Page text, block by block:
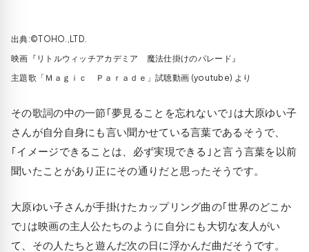
出典:©TOHO.,LTD.
映画『リトルウィッチアカデミア 魔法仕掛けのパレード』
主題歌「Ｍａｇｉｃ Ｐａｒａｄｅ」試聴動画 (youtube) より
その歌詞の中の一節｢夢見ることを忘れないで｣は大原ゆい子
さんが自分自身にも言い聞かせている言葉であるそうで、
｢イメージできることは、必ず実現できる｣と言う言葉を以前
聞いたことがあり正にその通りだと思ったそうです。
大原ゆい子さんが手掛けたカップリング曲の｢世界のどこか
で｣は映画の主人公たちのように自分にも大切な友人がい
て、その人たちと遊んだ次の日に浮かんだ曲だそうです。